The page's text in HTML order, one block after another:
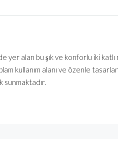
yer alan bu şık ve konforlu iki
kullanım alanı ve özenle
sunmaktadır.